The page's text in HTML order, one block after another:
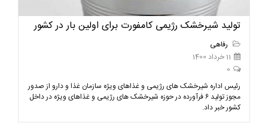
تولید شیرخشک رژیمی کامفورت برای اولین بار در کشور
رفاهی
11 خرداد 1400
0
رئیس اداره شیرخشک های رژیمی و غذاهای ویژه سازمان غذا و دارو از صدور
مجوز تولید ۶ فرآورده در حوزه شیرخشک های رژیمی و غذاهای ویژه در داخل
کشور خبر داد.